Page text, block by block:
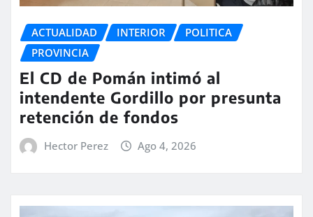
ACTUALIDAD INTERIOR
POLITICA
PROVINCIA
El CD de Pomán intimó al
intendente Gordillo por presunta
retención de fondos
Hector Perez Ago 4, 2026